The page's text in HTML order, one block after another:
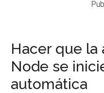
Hacer que la
Node se
automática